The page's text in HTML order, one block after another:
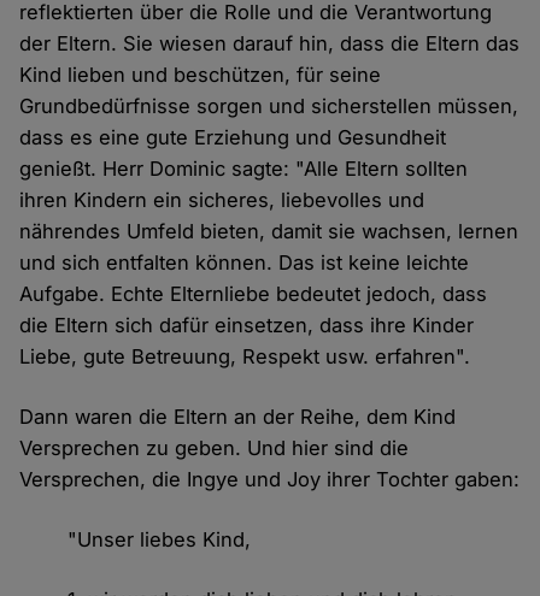
reflektierten über die Rolle und die Verantwortung
der Eltern. Sie wiesen darauf hin, dass die Eltern das
Kind lieben und beschützen, für seine
Grundbedürfnisse sorgen und sicherstellen müssen,
dass es eine gute Erziehung und Gesundheit
genießt. Herr Dominic sagte: "Alle Eltern sollten
ihren Kindern ein sicheres, liebevolles und
nährendes Umfeld bieten, damit sie wachsen, lernen
und sich entfalten können. Das ist keine leichte
Aufgabe. Echte Elternliebe bedeutet jedoch, dass
die Eltern sich dafür einsetzen, dass ihre Kinder
Liebe, gute Betreuung, Respekt usw. erfahren".
Dann waren die Eltern an der Reihe, dem Kind
Versprechen zu geben. Und hier sind die
Versprechen, die Ingye und Joy ihrer Tochter gaben:
"Unser liebes Kind,